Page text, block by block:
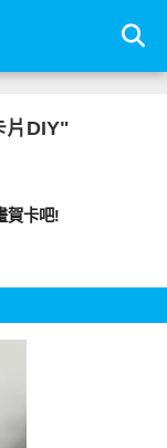
片DIY"
賀卡吧!